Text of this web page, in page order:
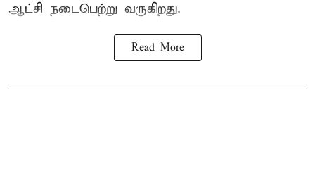
ஆட்சி நடைபெற்று வருகிறது.
Read More